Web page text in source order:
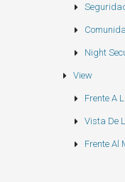
Night
View
Frente A
Vista De
Frente Al